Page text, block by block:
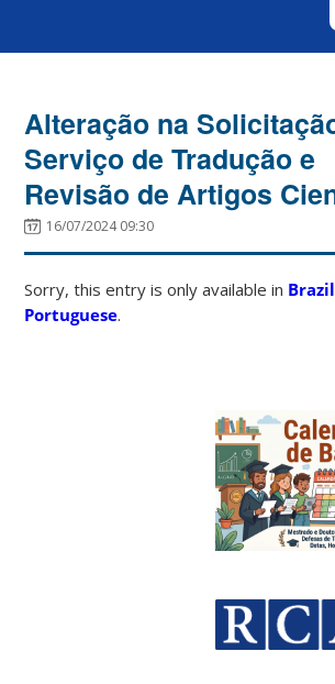
Alteração na
Serviço de Tradução e
Revisão de Artigos
16/07/2024 09:30
Sorry, this entry is only available in
Portuguese.